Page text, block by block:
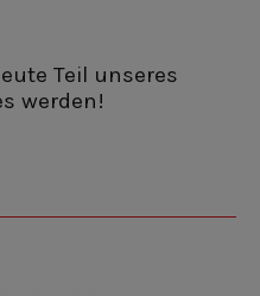
Teil unseres
werden!